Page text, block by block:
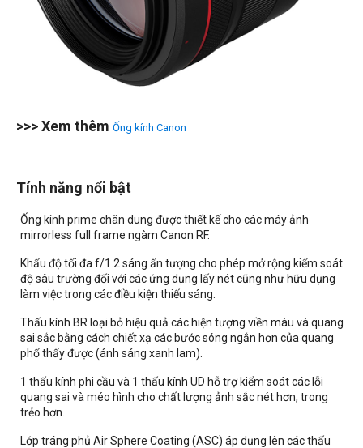
>>> Xem thêm Ống kính Canon
Tính năng nổi bật
Ống kính prime chân dung được thiết kế cho các máy ảnh
mirrorless full frame ngàm Canon RF.
Khẩu độ tối đa f/1.2 sáng ấn tượng cho phép mở rộng kiểm soát
độ sâu trường đối với các ứng dụng lấy nét cũng như hữu dụng
làm việc trong các điều kiện thiếu sáng.
Thấu kính BR loại bỏ hiệu quả các hiện tượng viền màu và quang
sai sắc bằng cách chiết xạ các bước sóng ngắn hơn của quang
phổ thấy được (ánh sáng xanh lam).
1 thấu kính phi cầu và 1 thấu kính UD hỗ trợ kiểm soát các lỗi
quang sai và méo hình cho chất lượng ảnh sắc nét hơn, trong
trẻo hơn.
Lớp tráng phủ Air Sphere Coating (ASC) áp dụng lên các thấu